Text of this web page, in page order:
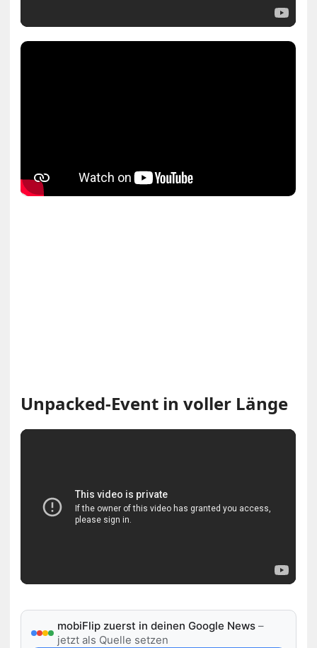
Unpacked-Event in voller Länge
mobiFlip zuerst in deinen Google News –
jetzt als Quelle setzen